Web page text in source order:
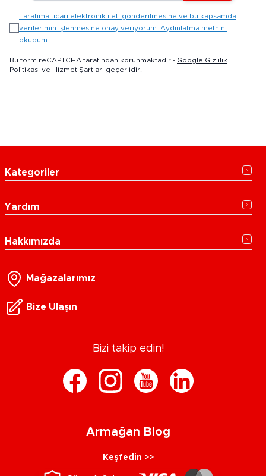
Tarafıma ticari elektronik ileti gönderilmesine ve bu kapsamda
verilerimin işlenmesine onay veriyorum. Aydınlatma metnini
okudum.
Bu form reCAPTCHA tarafından korunmaktadır - Google Gizlilik
Politikası ve Hizmet Şartları geçerlidir.
Kategoriler
Yardım
Hakkımızda
Mağazalarımız
Bize Ulaşın
Bizi takip edin!
Armağan Blog
Keşfedin >>